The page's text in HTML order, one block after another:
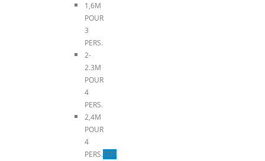
1,6M
POUR
3
PERS.
2-
2.3M
POUR
4
PERS.
2,4M
POUR
4
PERS.TOP